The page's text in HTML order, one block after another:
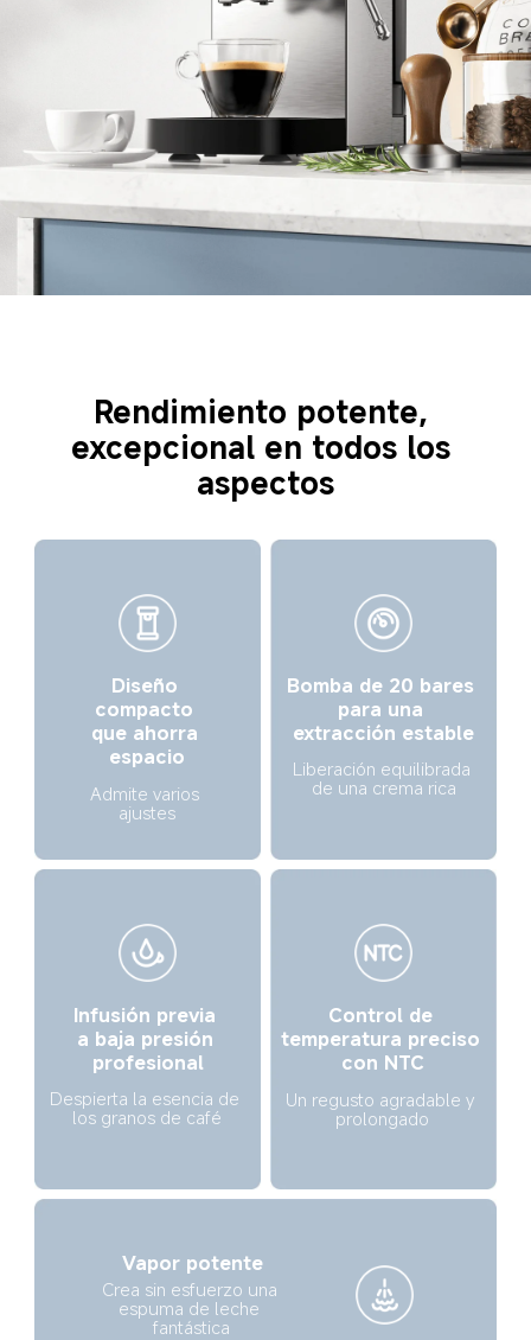
Rendimiento potente,
excepcional en todos los
aspectos
Diseño
compacto
que ahorra
espacio
Admite varios
ajustes
Bomba de 20 bares
para una
extracción estable
Liberación equilibrada
de una crema rica
Infusión previa
a baja presión
profesional
Despierta la esencia de
los granos de café
Control de
temperatura preciso
con NTC
Un regusto agradable y
prolongado
Vapor potente
Crea sin esfuerzo una
espuma de leche
fantástica